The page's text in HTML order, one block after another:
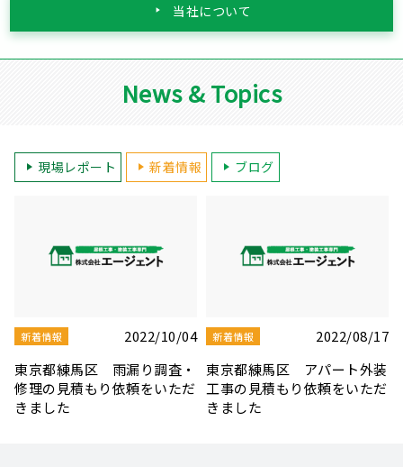
当社について
News & Topics
現場レポート 新着情報 ブログ
新着情報
2022/07/07
東京都板橋区 屋根・天窓補
修工事の見積もり依頼をいた
だきました
新着情報
2022/07/02
東京都練馬区 屋根・外壁塗
装・ベランダ防水の見積もり
依頼をいただきました